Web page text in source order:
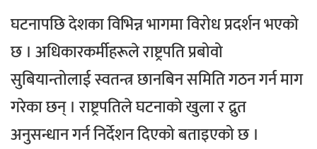
घटनापछि देशका विभिन्न भागमा विरोध प्रदर्शन भएको
छ । अधिकारकर्मीहरूले राष्ट्रपति प्रबोवो
सुबियान्तोलाई स्वतन्त्र छानबिन समिति गठन गर्न माग
गरेका छन् । राष्ट्रपतिले घटनाको खुला र द्रुत
अनुसन्धान गर्न निर्देशन दिएको बताइएको छ ।